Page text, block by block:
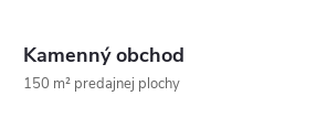
Kamenný obchod
150 m² predajnej plochy